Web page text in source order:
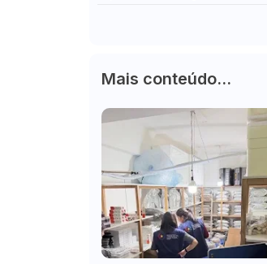
Mais conteúdo...